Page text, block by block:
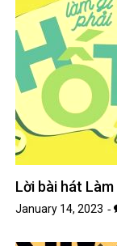
Lời bài hát
January 14, 2023